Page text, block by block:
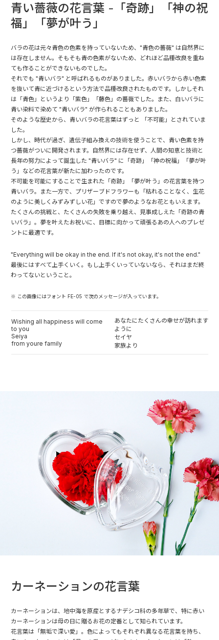
青い薔薇の花言葉 -「奇跡」「神の祝
福」「夢が叶う」
バラの花は元々青色の色素を持っていないため、"青色の薔薇" は自然界に
は存在しません。そもそも青の色素がないため、どれほど品種改良を重ね
ても作ることができないものでした。
それでも "青いバラ" と呼ばれるものがありました。赤いバラから赤い色素
を抜いて青に近づけるという方法で品種改良されたものです。しかしそれ
は「青色」というより「紫色」「藤色」の薔薇でした。また、白いバラに
青い染料で染めて "青いバラ" が作られることもありました。
そのような歴史から、青いバラの花言葉はずっと 「不可能」とされていま
した。
しかし、時代が過ぎ、遺伝子組み換えの技術を使うことで、青い色素を持
つ薔薇がついに開発されます。自然界には存在せず、人間の知恵と技術と
長年の努力によって誕生した "青いバラ" に「奇跡」「神の祝福」「夢が叶
う」などの花言葉が新たに加わったのです。
不可能を可能にすることで生まれた「奇跡」「夢が叶う」の花言葉を持つ
青いバラ。また一方で、プリザーブドフラワーも「枯れることなく、生花
のように美しくみずみずしい花」ですので夢のようなお花ともいえます。
たくさんの挑戦と、たくさんの失敗を乗り越え、見事成しえた「奇跡の青
いバラ」。夢を叶えたお祝いに、目標に向かって頑張るあの人へのプレゼ
ントに最適です。
"Everything will be okay in the end. If it's not okay, it's not the end."
最後にはすべて上手くいく。もし上手くいっていないなら、それはまだ終
わってないということ。
※ この画像にはフォント FE-05 で次のメッセージが入っています。
Wishing all happiness will come
to you
Seiya
from youre family
あなたにたくさんの幸せが訪れます
ように
セイヤ
家族より
カーネーションの花言葉
カーネーションは、地中海を原産とするナデシコ科の多年草で、特に赤い
カーネーションは母の日に贈るお花の定番として知られています。
花言葉は「無垢で深い愛」。色によってもそれぞれ異なる花言葉を持ち、